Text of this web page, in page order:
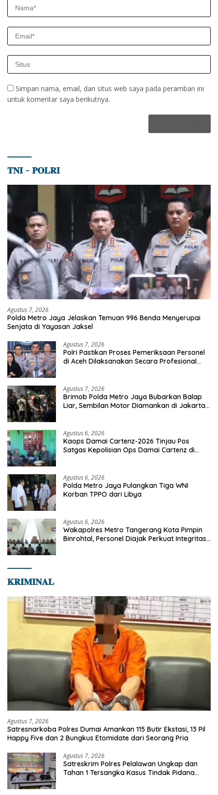
Simpan nama, email, dan situs web saya pada peramban ini
untuk komentar saya berikutnya.
𝐓𝐍𝐈 – 𝐏𝐎𝐋𝐑𝐈
Agustus 7, 2026
Polda Metro Jaya Jelaskan Temuan 996 Benda Menyerupai
Senjata di Yayasan Jaksel
Agustus 7, 2026
Polri Pastikan Proses Pemeriksaan Personel
di Aceh Dilaksanakan Secara Profesional
Agustus 7, 2026
Brimob Polda Metro Jaya Bubarkan Balap
Liar, Sembilan Motor Diamankan di Jakarta
Agustus 6, 2026
Kaops Damai Cartenz-2026 Tinjau Pos
Satgas Kepolisian Ops Damai Cartenz di
Agustus 6, 2026
Polda Metro Jaya Pulangkan Tiga WNI
Korban TPPO dari Libya
Agustus 6, 2026
Wakapolres Metro Tangerang Kota Pimpin
Binrohtal, Personel Diajak Perkuat Integritas
𝐊𝐑𝐈𝐌𝐈𝐍𝐀𝐋
Agustus 7, 2026
Satresnarkoba Polres Dumai Amankan 115 Butir Ekstasi, 13 Pil
Happy Five dan 2 Bungkus Etomidate dari Seorang Pria
Agustus 7, 2026
Satreskrim Polres Pelalawan Ungkap dan
Tahan 1 Tersangka Kasus Tindak Pidana